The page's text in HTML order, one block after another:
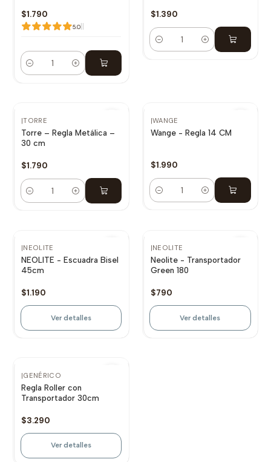
$1.790
5.0||
Cantidad
$1.390
Cantidad
|TORRE
Torre – Regla Metálica –
30 cm
$1.790
Cantidad
|WANGE
Wange - Regla 14 CM
$1.990
Cantidad
Agotado
|NEOLITE
NEOLITE - Escuadra Bisel
45cm
$1.190
Ver detalles
Agotado
|NEOLITE
Neolite - Transportador
Green 180
$790
Ver detalles
Agotado
|GENÉRICO
Regla Roller con
Transportador 30cm
$3.290
Ver detalles